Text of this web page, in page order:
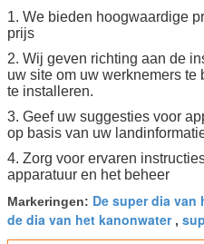
1. We bieden hoogwaardige
prijs
2. Wij geven richting aan de
uw site om uw werknemers
te installeren.
3. Geef uw suggesties voor
op basis van uw
4. Zorg voor ervaren
apparatuur en het beheer
Markeringen: De super dia van
de dia van het kanonwater,